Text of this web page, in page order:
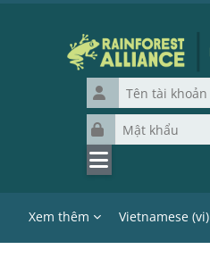
Tên tài khoản
Mật khẩu
Xem thêm Vietnamese ‎(vi)‎